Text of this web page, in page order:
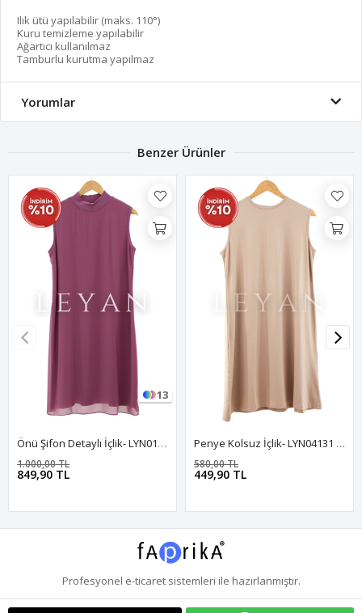
Ilık ütü yapılabilir (maks. 110°)
Kuru temizleme yapılabilir
Ağartıcı kullanılmaz
Tamburlu kurutma yapılmaz
Yorumlar
Benzer Ürünler
13
Önü Şifon Detaylı İçlik- LYN01342 Gül Kurusu
849,90 TL
1.000,00 TL
Penye Kolsuz İçlik- LYN04131 Bej
449,90 TL
580,00 TL
Profesyonel e-ticaretsistemleri ile hazırlanmıştır.